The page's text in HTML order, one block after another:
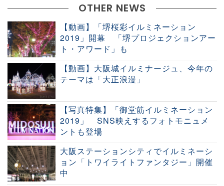
OTHER NEWS
【動画】「堺桜彩イルミネーション
2019」開幕 「堺プロジェクションアー
ト・アワード」も
【動画】大阪城イルミナージュ、今年の
テーマは「大正浪漫」
【写真特集】「御堂筋イルミネーション
2019」 SNS映えするフォトモニュメ
ントも登場
大阪ステーションシティでイルミネーシ
ョン「トワイライトファンタジー」開催
中